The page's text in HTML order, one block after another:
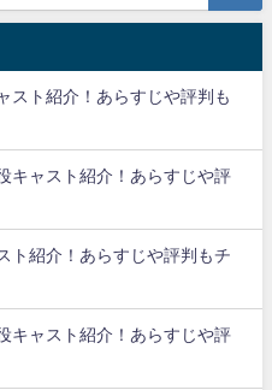
スト紹介！あらすじや評判も
キャスト紹介！あらすじや評
ト紹介！あらすじや評判もチ
キャスト紹介！あらすじや評